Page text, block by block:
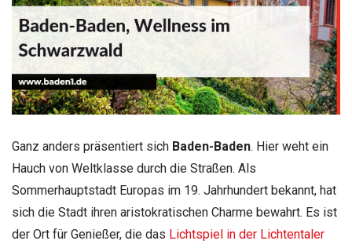
Ganz anders präsentiert sich Baden-Baden. Hier weht ein
Hauch von Weltklasse durch die Straßen. Als
Sommerhauptstadt Europas im 19. Jahrhundert bekannt, hat
sich die Stadt ihren aristokratischen Charme bewahrt. Es ist
der Ort für Genießer, die das Lichtspiel in der Lichtentaler